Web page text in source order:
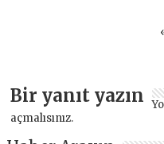
Bir yanıt yazın
açmalısınız.